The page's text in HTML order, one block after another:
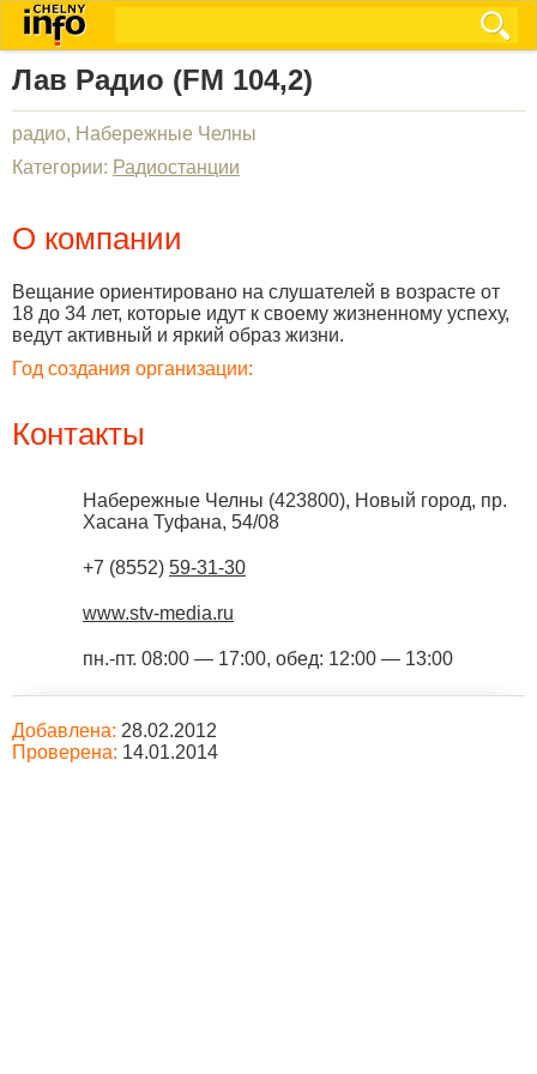
Лав Радио (FM 104,2)
радио, Набережные Челны
Категории: Радиостанции
О компании
Вещание ориентировано на слушателей в возрасте от
18 до 34 лет, которые идут к своему жизненному успеху,
ведут активный и яркий образ жизни.
Год создания организации:
Контакты
Набережные Челны (423800), Новый город, пр.
Хасана Туфана, 54/08
+7 (8552) 59-31-30
www.stv-media.ru
пн.-пт. 08:00 — 17:00, обед: 12:00 — 13:00
Добавлена: 28.02.2012
Проверена: 14.01.2014